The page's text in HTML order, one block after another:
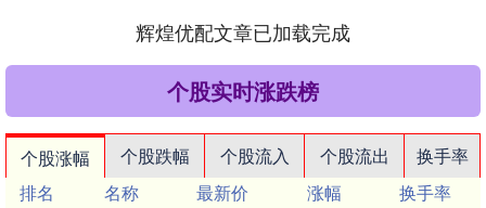
辉煌优配文章已加载完成
个股实时涨跌榜
个股涨幅 个股跌幅 个股流入 个股流出
换手率
排名
名称 最新价 涨幅
换手率